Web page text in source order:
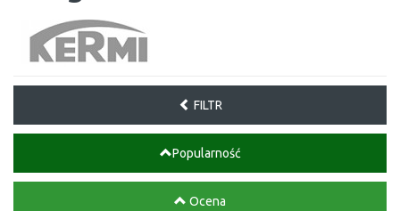
FILTR
Popularność
Ocena